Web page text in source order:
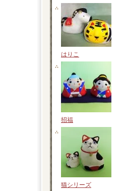
はりこ
招福
猫シリーズ